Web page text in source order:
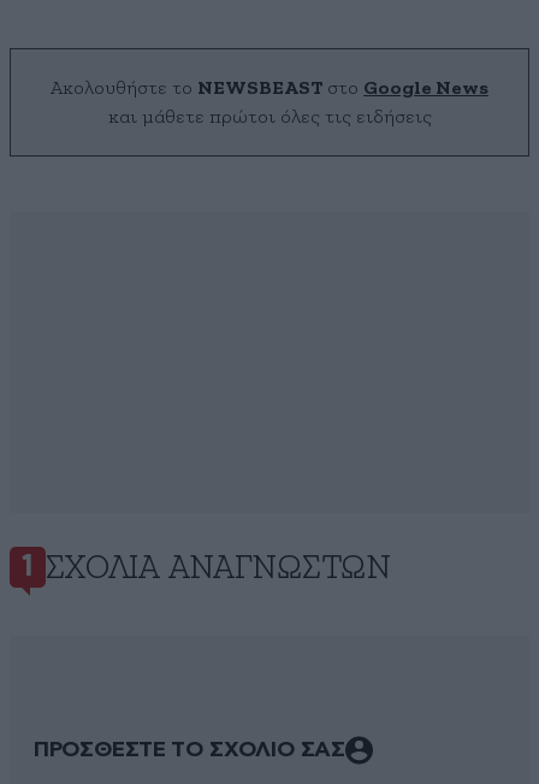
Ακολουθήστε το NEWSBEAST στο Google News
και μάθετε πρώτοι όλες τις ειδήσεις
1 ΣΧΌΛΙΑ ΑΝΑΓΝΩΣΤΏΝ
ΠΡΟΣΘΕΣΤΕ ΤΟ ΣΧΟΛΙΟ ΣΑΣ